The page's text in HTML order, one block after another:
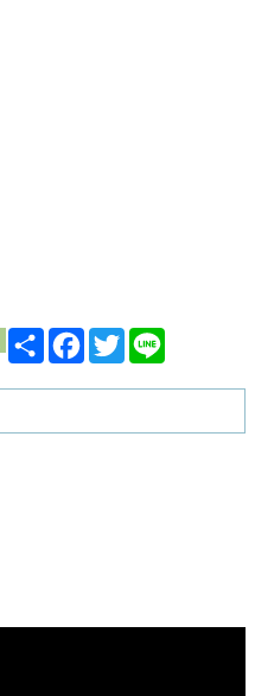
分
享
Facebook
Twitter